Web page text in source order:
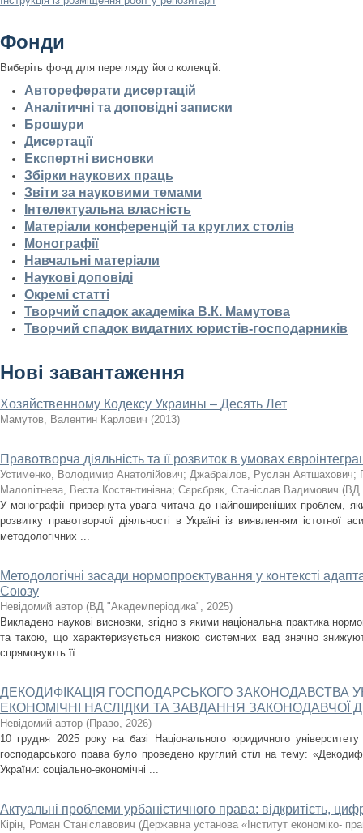
Фонди
Виберіть фонд для перегляду його колекцій.
Автореферати дисертацій
Аналітичні та доповідні записки
Брошури
Дисертації
Експертні висновки
Збірки наукових праць
Звіти за науковими темами
Інтелектуальна власність
Матеріали конференцій та круглих столів
Монографії
Навчальні матеріали
Наукові доповіді
Окремі статті
Творчий спадок академіка В.К. Мамутова
Творчий спадок видатних юристів-господарників
Нові завантаження
Хозяйственному Кодексу Украины – Десять Лет
Мамутов, Валентин Карлович (2013)
Правотворча діяльність та її розвиток в умовах
Устименко, Володимир Анатолійович; Джабраілов, Руслан Аятшахович;
Малолітнева, Веста Костянтинівна; Сєрєбряк, Станіслав Вадимович (ВД
У монографії привернута увага читача до найпоширеніших проблем,
розвитку правотворчої діяльності в Україні із виявленням істотної
методологічних ...
Методологічні засади нормопроєктування у контексті
Союзу
Невідомий автор (ВД "Академперіодика", 2025)
Викладено наукові висновки, згідно з якими національна практика
та такою, що характеризується низкою системних вад значно
спрямовують її ...
ДЕКОДИФІКАЦІЯ ГОСПОДАРСЬКОГО ЗАКОНОДАВСТВА
ЕКОНОМІЧНІ НАСЛІДКИ ТА ЗАВДАННЯ ЗАКОНОДАВЧОЇ
Невідомий автор (Право, 2026)
10 грудня 2025 року на базі Національного юридичного
господарського права було проведено круглий стіл на тему:
України: соціально-економічні ...
Актуальні проблеми урбаністичного права: відкритість,
Кірін, Роман Станіславович (Державна установа «Інститут економіко-